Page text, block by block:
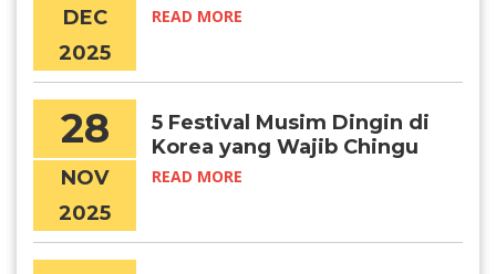
DEC
2025
di Korea
READ MORE
28
NOV
2025
5 Festival Musim Dingin di
Korea yang Wajib Chingu
Kunjungi
READ MORE